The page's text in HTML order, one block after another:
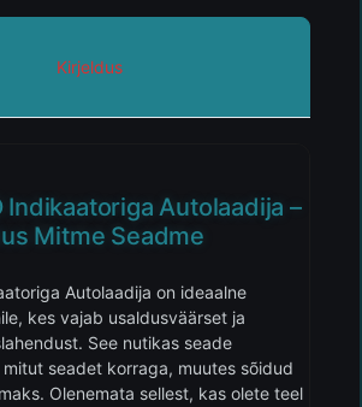
Kirjeldus
Indikaatoriga Autolaadija –
Mitme Seadme
Autolaadija on ideaalne
kes vajab usaldusväärset ja
See nutikas seade
seadet korraga, muutes sõidud
Olenemata sellest, kas olete teel